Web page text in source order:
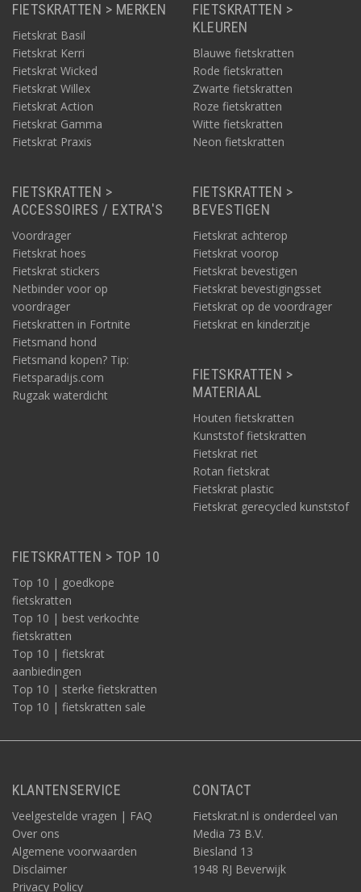
FIETSKRATTEN > MERKEN
Fietskrat Basil
Fietskrat Kerri
Fietskrat Wicked
Fietskrat Willex
Fietskrat Action
Fietskrat Gamma
Fietskrat Praxis
FIETSKRATTEN >
KLEUREN
Blauwe fietskratten
Rode fietskratten
Zwarte fietskratten
Roze fietskratten
Witte fietskratten
Neon fietskratten
FIETSKRATTEN >
ACCESSOIRES / EXTRA'S
Voordrager
Fietskrat hoes
Fietskrat stickers
Netbinder voor op
voordrager
Fietskratten in Fortnite
Fietsmand hond
Fietsmand kopen? Tip:
Fietsparadijs.com
Rugzak waterdicht
FIETSKRATTEN >
BEVESTIGEN
Fietskrat achterop
Fietskrat voorop
Fietskrat bevestigen
Fietskrat bevestigingsset
Fietskrat op de voordrager
Fietskrat en kinderzitje
FIETSKRATTEN >
MATERIAAL
Houten fietskratten
Kunststof fietskratten
Fietskrat riet
Rotan fietskrat
Fietskrat plastic
Fietskrat gerecycled kunststof
FIETSKRATTEN > TOP 10
Top 10 | goedkope
fietskratten
Top 10 | best verkochte
fietskratten
Top 10 | fietskrat
aanbiedingen
Top 10 | sterke fietskratten
Top 10 | fietskratten sale
KLANTENSERVICE
Veelgestelde vragen | FAQ
Over ons
Algemene voorwaarden
Disclaimer
Privacy Policy
CONTACT
Fietskrat.nl is onderdeel van
Media 73 B.V.
Biesland 13
1948 RJ Beverwijk